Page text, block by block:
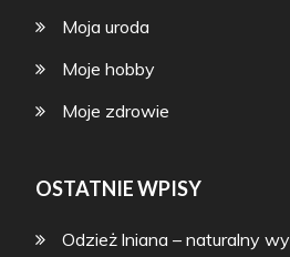
Moja uroda
Moje hobby
Moje zdrowie
OSTATNIE WPISY
Odzież lniana – naturalny